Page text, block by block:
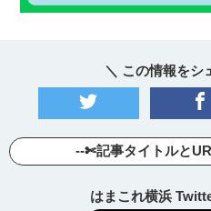
＼ この情報をシ
--✄記事タイトルと
はまこれ横浜